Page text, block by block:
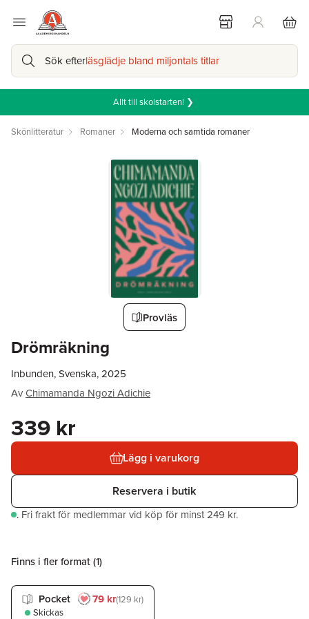
Sök efterläsglädje bland miljontals titlar
Allt till skolstarten! ❯
Skönlitteratur Romaner Moderna och samtida romaner
Provläs
Drömräkning
Inbunden, Svenska, 2025
AvChimamanda Ngozi Adichie
339 kr
Lägg i varukorg
Reservera i butik
. Fri frakt för medlemmar vid köp för minst 249 kr.
Finns i fler format (1)
Pocket 79 kr129 kr
Skickas